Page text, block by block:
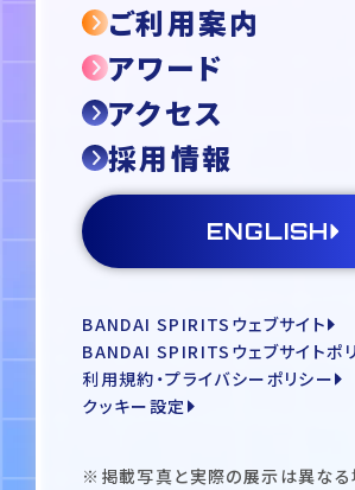
ご利用案内
アワード
アクセス
採用情報
ENGLISH
BANDAI SPIRITSウェブサイト
BANDAI SPIRITSウェブサイトポ
利用規約・プライバシーポリシー
クッキー設定
※掲載写真と実際の展示は異なる